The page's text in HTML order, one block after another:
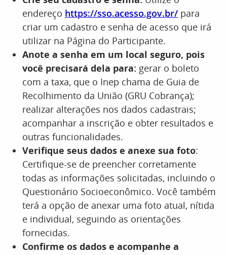
endereço https://sso.acesso.gov.br/ para
criar um cadastro e senha de acesso que irá
utilizar na Página do Participante.
Anote a senha em um local seguro, pois
você precisará dela para: gerar o boleto
com a taxa, que o Inep chama de Guia de
Recolhimento da União (GRU Cobrança);
realizar alterações nos dados cadastrais;
acompanhar a inscrição e obter resultados e
outras funcionalidades.
Verifique seus dados e anexe sua foto:
Certifique-se de preencher corretamente
todas as informações solicitadas, incluindo o
Questionário Socioeconômico. Você também
terá a opção de anexar uma foto atual, nítida
e individual, seguindo as orientações
fornecidas.
Confirme os dados e acompanhe a